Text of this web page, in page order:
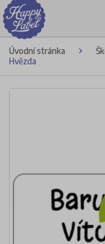
Úvodní stránka
Hvězda